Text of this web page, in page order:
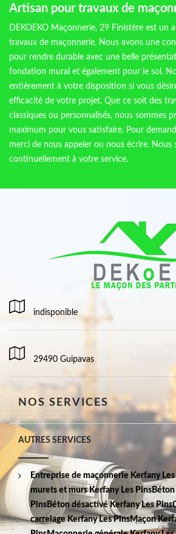
Artisan pour travaux de
DEKOEKO Maçonnerie, 29 Finistère est un
travaux de maçonnerie. Nous avons une
pour rendre durable avec une belle
fondation mural et également pour le sol.
entièrement à votre disposition si vous
efficacité de votre projet. Que ce soit des
classiques ou personnalisés, nous sommes
maximum pour vous satisfaire. Pour
merci de nous appeler ou nous écrire. Nous
continuellement à votre service.
indisponible
29490 Guipavas
NOS SERVICES
AUTRES SERVICES
Entreprise de maçonnerie Kerfany
murets et murs Kerfany Les PinsBéton
Pins Béton désactivé Kerfany Les Pins
carrelage Kerfany Les PinsMaçon